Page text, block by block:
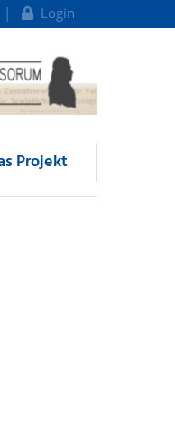
Login
Projekt